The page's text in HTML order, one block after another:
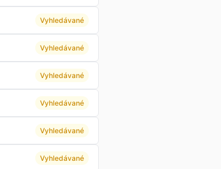
Vyhledávané
Vyhledávané
Vyhledávané
Vyhledávané
Vyhledávané
Vyhledávané